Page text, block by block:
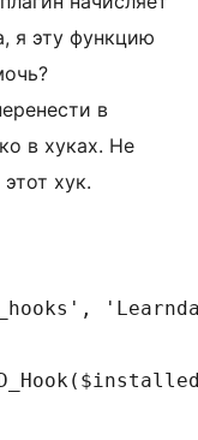
я эту функцию
в
в хуках. Не
хук.